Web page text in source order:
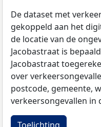
De dataset met
gekoppeld aan het
de locatie van de
Jacobastraat is
Jacobastraat
over
postcode, gemeente,
verkeersongevallen in